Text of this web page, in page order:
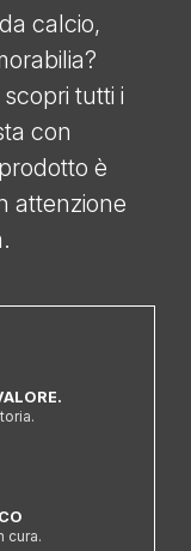
calcio,
tutti i
con
è
attenzione
cura.